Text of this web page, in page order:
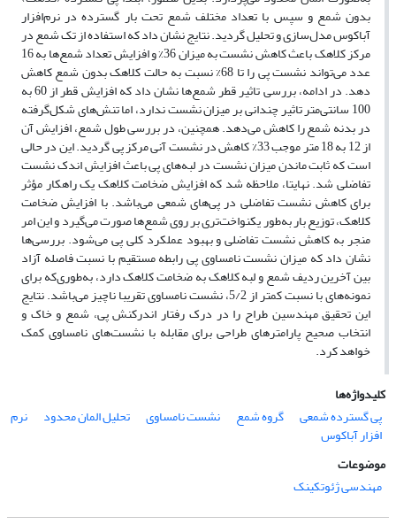
بدون شمع و سپس با تعداد مختلف شمع تحت بار گسترده در نرم‌افزار
آباکوس مدل‌سازی و تحلیل گردید. نتایج نشان داد که استفاده از تک شمع در
مرکز کلاهک باعث کاهش نشست به میزان 36% و افزایش تعداد شمع‌ها به 16
عدد می‌تواند نشست پی را تا 68% نسبت به حالت کلاهک بدون شمع کاهش
دهد. در ادامه، بررسی تاثیر قطر شمع‌ها نشان داد که افزایش قطر از 60 به
100 سانتی‌متر تاثیر چندانی بر میزان نشست ندارد، اما تنش‌های شکل‌گرفته
در بدنه شمع را کاهش می‌دهد. همچنین، در بررسی طول شمع، افزایش آن
از 12 به 18 متر موجب 33% کاهش در نشست آنی مرکز پی گردید. این در حالی
است که ثابت ماندن میزان نشست در لبه‌های پی باعث افزایش اندک نشست
تفاضلی شد. نهایتا، ملاحظه شد که افزایش ضخامت کلاهک یک راهکار مؤثر
برای کاهش نشست تفاضلی در پی‌های شمعی می‌باشد. با افزایش ضخامت
کلاهک، توزیع بار به‌طور یکنواخت‌تری بر روی شمع‌ها صورت می‌گیرد و این امر
منجر به کاهش نشست تفاضلی و بهبود عملکرد کلی پی می‌شود. بررسی‌ها
نشان داد که میزان نشست نامساوی پی رابطه مستقیم با نسبت فاصله آزاد
بین آخرین ردیف شمع و لبه کلاهک به ضخامت کلاهک دارد، به‌طوری‌که برای
نمونه‌های با نسبت کمتر از 5/2، نشست نامساوی تقریبا ناچیز می‌باشد. نتایج
این تحقیق مهندسین طراح را در درک رفتار اندرکنش پی، شمع و خاک و
انتخاب صحیح پارامتر‌های طراحی برای مقابله با نشست‌های نامساوی کمک
خواهد کرد.
کلیدواژه‌ها
پی گسترده شمعی
گروه شمع نشست نامساوی تحلیل المان محدود نرم
افزار آباکوس
موضوعات
مهندسی ژئوتکینک